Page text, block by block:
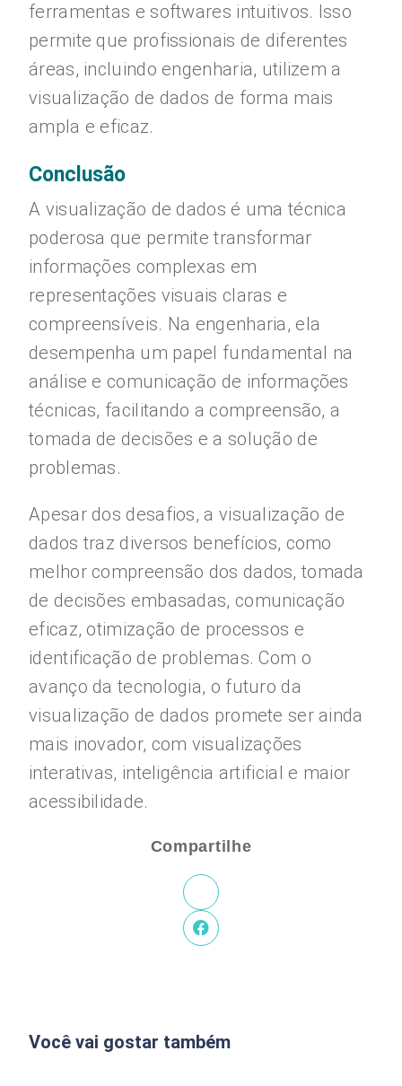
ferramentas e softwares intuitivos. Isso
permite que profissionais de diferentes
áreas, incluindo engenharia, utilizem a
visualização de dados de forma mais
ampla e eficaz.
Conclusão
A visualização de dados é uma técnica
poderosa que permite transformar
informações complexas em
representações visuais claras e
compreensíveis. Na engenharia, ela
desempenha um papel fundamental na
análise e comunicação de informações
técnicas, facilitando a compreensão, a
tomada de decisões e a solução de
problemas.
Apesar dos desafios, a visualização de
dados traz diversos benefícios, como
melhor compreensão dos dados, tomada
de decisões embasadas, comunicação
eficaz, otimização de processos e
identificação de problemas. Com o
avanço da tecnologia, o futuro da
visualização de dados promete ser ainda
mais inovador, com visualizações
interativas, inteligência artificial e maior
acessibilidade.
Compartilhe
Você vai gostar também